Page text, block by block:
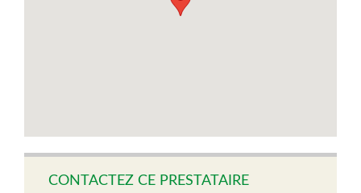
CONTACTEZ CE PRESTATAIRE